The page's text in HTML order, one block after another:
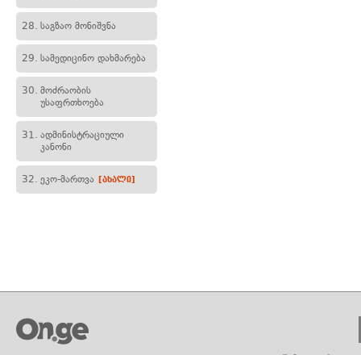
28. საგზაო მონიშვნა
29. სამედიცინო დახმარება
30. მოძრაობის
უსაფრთხოება
31. ადმინისტრაციული
კანონი
32. ეკო-მართვა [ახალი]